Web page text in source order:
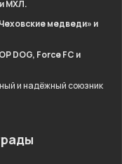
МХЛ.
медведи» и
DOG, Force FC и
и надёжный союзник